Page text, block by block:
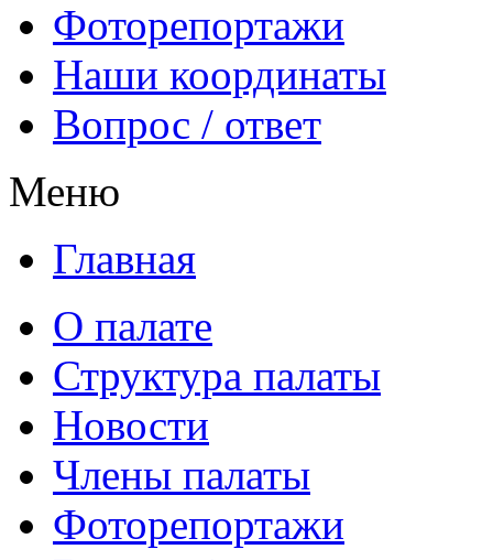
Фоторепортажи
Наши координаты
Вопрос / ответ
Меню
Главная
О палате
Структура палаты
Новости
Члены палаты
Фоторепортажи